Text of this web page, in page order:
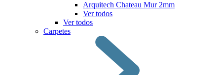
Arquitech Chateau Mur 2mm
Ver todos
Ver todos
Carpetes